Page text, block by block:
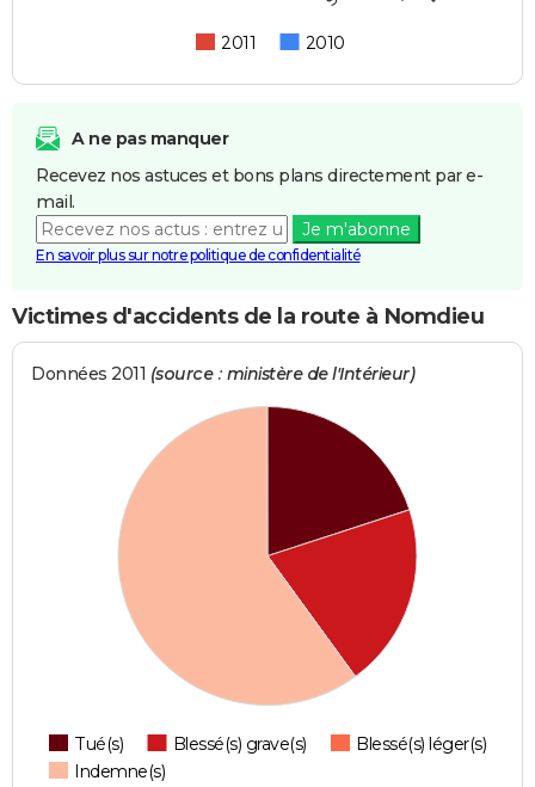
2011 2010
A ne pas manquer
Recevez nos astuces et bons plans directement par e-
mail.
Je m'abonne
En savoir plus sur notre politique de confidentialité
Victimes d'accidents de la route à Nomdieu
Données 2011 (source : ministère de l'Intérieur)
Tué(s) Blessé(s) grave(s)
Blessé(s) léger(s)
Indemne(s)